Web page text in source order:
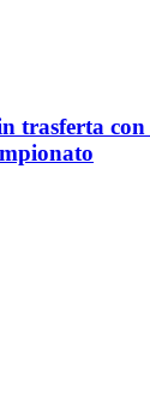
trasferta